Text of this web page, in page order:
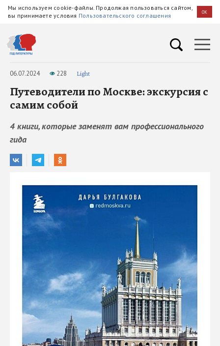
Мы используем cookie-файлы. Продолжая пользоваться сайтом,
вы принимаете условия Пользовательского соглашения OK
06.07.2024 228 Light
Путеводители по Москве: экскурсия с
самим собой
4 книги, которые заменят вам профессионального
гида